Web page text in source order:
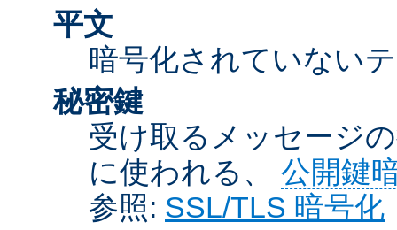
平文
暗号化されていない
秘密鍵
受け取るメッセージ
に使われる、 公開鍵
参照: SSL/TLS 暗号化